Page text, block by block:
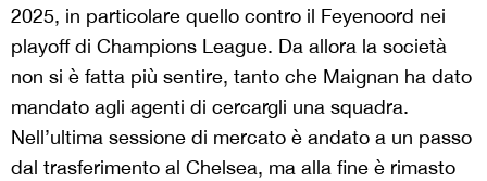
2025, in particolare quello contro il Feyenoord nei
playoff di Champions League. Da allora la società
non si è fatta più sentire, tanto che Maignan ha dato
mandato agli agenti di cercargli una squadra.
Nell’ultima sessione di mercato è andato a un passo
dal trasferimento al Chelsea, ma alla fine è rimasto